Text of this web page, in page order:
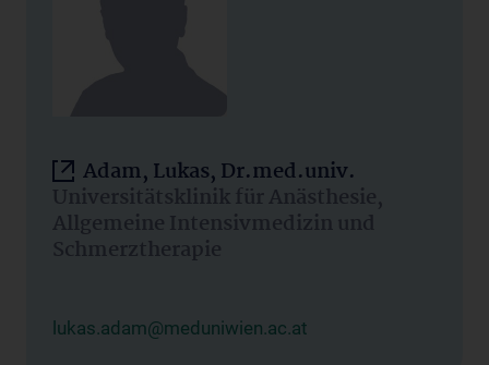
Adam, Lukas, Dr.med.univ.
Universitätsklinik für Anästhesie,
Allgemeine Intensivmedizin und
Schmerztherapie
lukas.adam@meduniwien.ac.at